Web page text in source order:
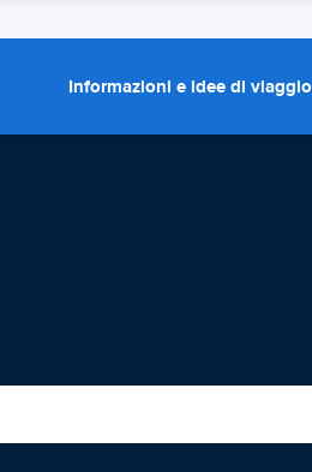
Informazioni e idee di viaggio